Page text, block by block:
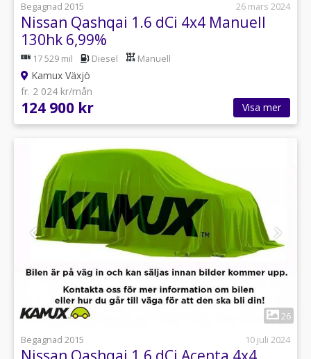
Begagnad 2015
26 mars 2024
Nissan Qashqai 1.6 dCi 4x4 Manuell
130hk 6,99%
17 529 mil Diesel Manuell
Kamux Växjö
fr. 2 024 kr/mån
124 900 kr Visa mer
26
Begagnad 2015
10 juli 2024